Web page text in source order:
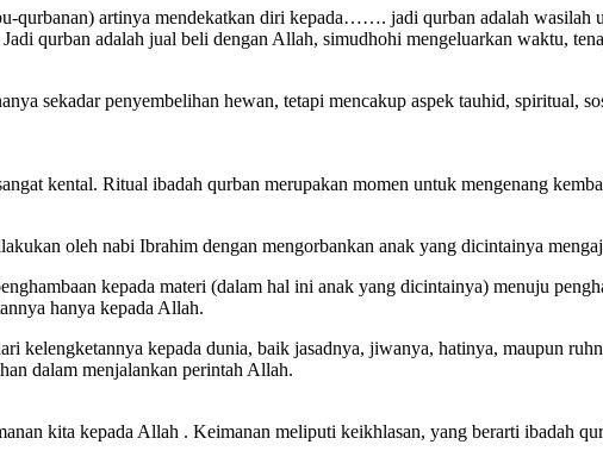
qurban adalah jual beli dengan Allah, simudhohi mengeluarkan waktu,
sekadar penyembelihan hewan, tetapi mencakup aspek tauhid, spiritual,
kental. Ritual ibadah qurban merupakan momen untuk mengenang
oleh nabi Ibrahim dengan mengorbankan anak yang dicintainya
kepada materi (dalam hal ini anak yang dicintainya) menuju
hanya kepada Allah.
kelengketannya kepada dunia, baik jasadnya, jiwanya, hatinya, maupun
dalam menjalankan perintah Allah.
kita kepada Allah . Keimanan meliputi keikhlasan, yang berarti ibadah